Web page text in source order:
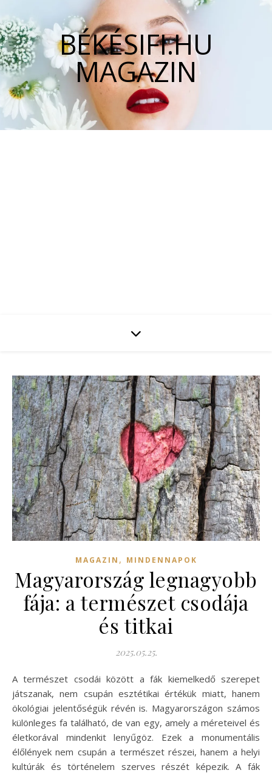
BÉKÉSIFI.HU
MAGAZIN
MAGAZIN , MINDENNAPOK
Magyarország legnagyobb
fája: a természet csodája
és titkai
2025.05.25.
A természet csodái között a fák kiemelkedő szerepet
játszanak, nem csupán esztétikai értékük miatt, hanem
ökológiai jelentőségük révén is. Magyarországon számos
különleges fa található, de van egy, amely a méreteivel és
életkorával mindenkit lenyűgöz. Ezek a monumentális
élőlények nem csupán a természet részei, hanem a helyi
kultúrák és történelem szerves részét képezik. A fák